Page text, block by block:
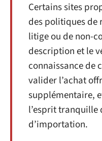
Certains sites
des politiques de
litige ou de non-
description et le
connaissance de
valider l’achat
supplémentaire,
l’esprit tranquille
d’importation.